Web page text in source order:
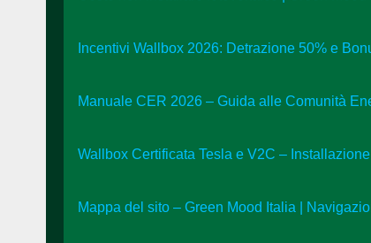
Incentivi Wallbox 2026: Detrazione 50% e
Manuale CER 2026 – Guida alle Comunità
Wallbox Certificata Tesla e V2C –
Mappa del sito – Green Mood Italia |